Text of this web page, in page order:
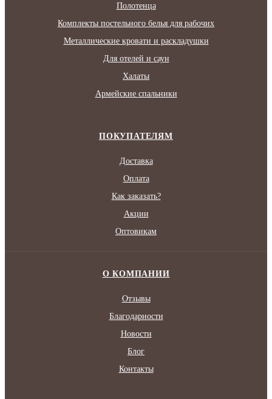
Полотенца
Комплекты постельного белья для рабочих
Металлические кровати и раскладушки
Для отелей и саун
Халаты
Армейские спальники
ПОКУПАТЕЛЯМ
Доставка
Оплата
Как заказать?
Акции
Оптовикам
О КОМПАНИИ
Отзывы
Благодарности
Новости
Блог
Контакты